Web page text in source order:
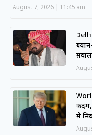
August 7, 2026 11:45 am
सवाल
कदम,
से